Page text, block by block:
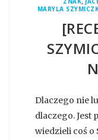
MARYLA
Dlaczego nie
dlaczego. Jest
wiedzieli coś o